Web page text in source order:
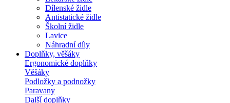
Dílenské židle
Antistatické židle
Školní židle
Lavice
Náhradní díly
Doplňky, věšáky
Ergonomické doplňky
Věšáky
Podložky a podnožky
Paravany
Další doplňky